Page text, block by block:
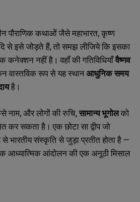
पौराणिक कथाओं जैसे महाभारत,कृष्ण
से इसे जोड़ते हैं,तो समझ लीजिये कि इसका
कनेक्शन नहीं है। वहाँ की गतिविधियाँवैष्णव
वास्तविक रूप से यह स्थानआधुनिक समय
है।
नाम,और लोगों की रुचि,सामान्य भूगोलको
कर सकता है। एक छोटा सा द्वीप जो
भारतीय संस्कृति से जुड़ा प्रतीत होता है —
आध्यात्मिक आंदोलन की एक अनूठी मिसाल